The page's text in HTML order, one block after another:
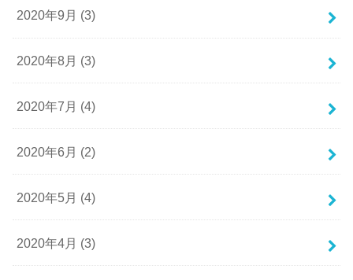
2020年9月 (3)
2020年8月 (3)
2020年7月 (4)
2020年6月 (2)
2020年5月 (4)
2020年4月 (3)